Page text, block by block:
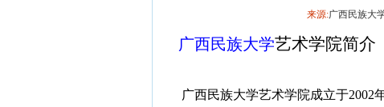
来源:广西民族大
广西民族大学艺术学院简介
广西民族大学艺术学院成立于2002